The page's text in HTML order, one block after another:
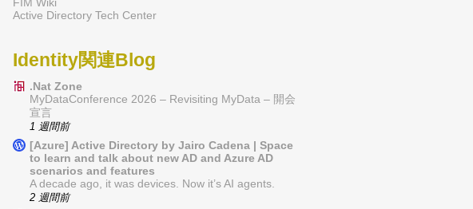
Active Directory Tech Center
Identity関連Blog
.Nat Zone
MyDataConference 2026 – Revisiting MyData – 開会
宣言
1 週間前
[Azure] Active Directory by Jairo Cadena | Space
to learn and talk about new AD and Azure AD
scenarios and features
A decade ago, it was devices. Now it’s AI agents.
2 週間前